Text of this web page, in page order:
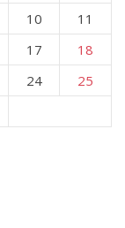
10
11
17
18
24
25